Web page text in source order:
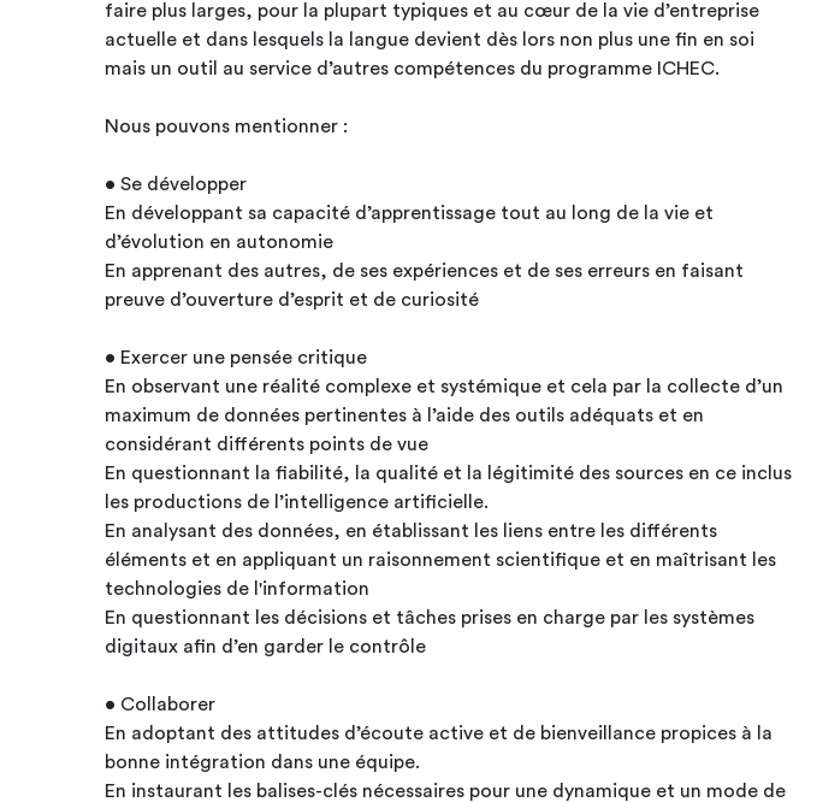
faire plus larges, pour la plupart typiques et au cœur de la vie d’entreprise
actuelle et dans lesquels la langue devient dès lors non plus une fin en soi
mais un outil au service d’autres compétences du programme ICHEC.
Nous pouvons mentionner :
• Se développer
En développant sa capacité d’apprentissage tout au long de la vie et
d’évolution en autonomie
En apprenant des autres, de ses expériences et de ses erreurs en faisant
preuve d’ouverture d’esprit et de curiosité
• Exercer une pensée critique
En observant une réalité complexe et systémique et cela par la collecte d’un
maximum de données pertinentes à l’aide des outils adéquats et en
considérant différents points de vue
En questionnant la fiabilité, la qualité et la légitimité des sources en ce inclus
les productions de l’intelligence artificielle.
En analysant des données, en établissant les liens entre les différents
éléments et en appliquant un raisonnement scientifique et en maîtrisant les
technologies de l'information
En questionnant les décisions et tâches prises en charge par les systèmes
digitaux afin d’en garder le contrôle
• Collaborer
En adoptant des attitudes d’écoute active et de bienveillance propices à la
bonne intégration dans une équipe.
En instaurant les balises-clés nécessaires pour une dynamique et un mode de